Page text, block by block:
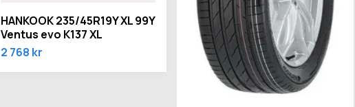
HANKOOK 235/45R19Y XL 99Y
Ventus evo K137 XL
2 768 kr